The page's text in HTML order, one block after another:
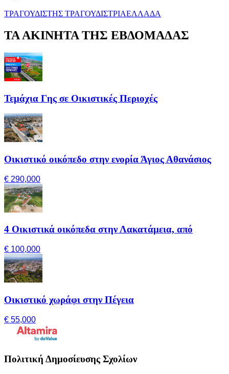
ΤΡΑΓΟΥΔΙΣΤΗΣ ΤΡΑΓΟΥΔΙΣΤΡΙΑΕΛΛΑΔΑ
ΤΑ ΑΚΙΝΗΤΑ ΤΗΣ ΕΒΔΟΜΑΔΑΣ
Τεμάχια Γης σε Οικιστικές Περιοχές
Οικιστικό οικόπεδο στην ενορία Άγιος Αθανάσιος
€ 290,000
4 Οικιστικά οικόπεδα στην Λακατάμεια, από
€ 100,000
Οικιστικό χωράφι στην Πέγεια
€ 55,000
Πολιτική Δημοσίευσης Σχολίων